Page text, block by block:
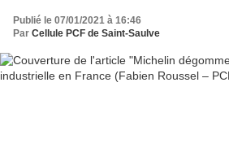
Publié le 07/01/2021 à 16:46
Par Cellule PCF de Saint-Saulve